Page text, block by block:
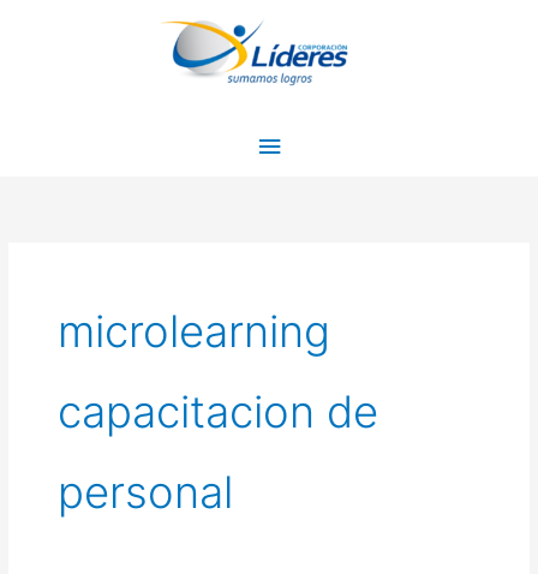
Menú
principal
microlearning
capacitacion de
personal